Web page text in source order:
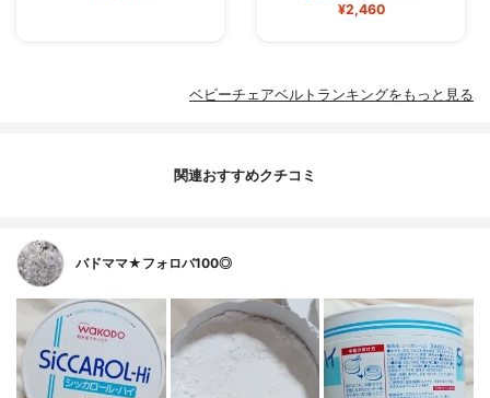
¥2,460
ベビーチェアベルトランキングをもっと見る
関連おすすめクチコミ
バドママ★フォロバ100◎